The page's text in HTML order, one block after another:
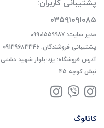
پشتیبانی کاربران:
۰۳۵۹۱۰۹۱۰۸۵
مدیر سایت: ۰۹۹۰۱۵۵۹۹۸۷
پشتیبانی فروشندگان: 09139683346
آدرس فروشگاه: یزد-بلوار شهید دشتی
نبش کوچه 45
کاتالوگ